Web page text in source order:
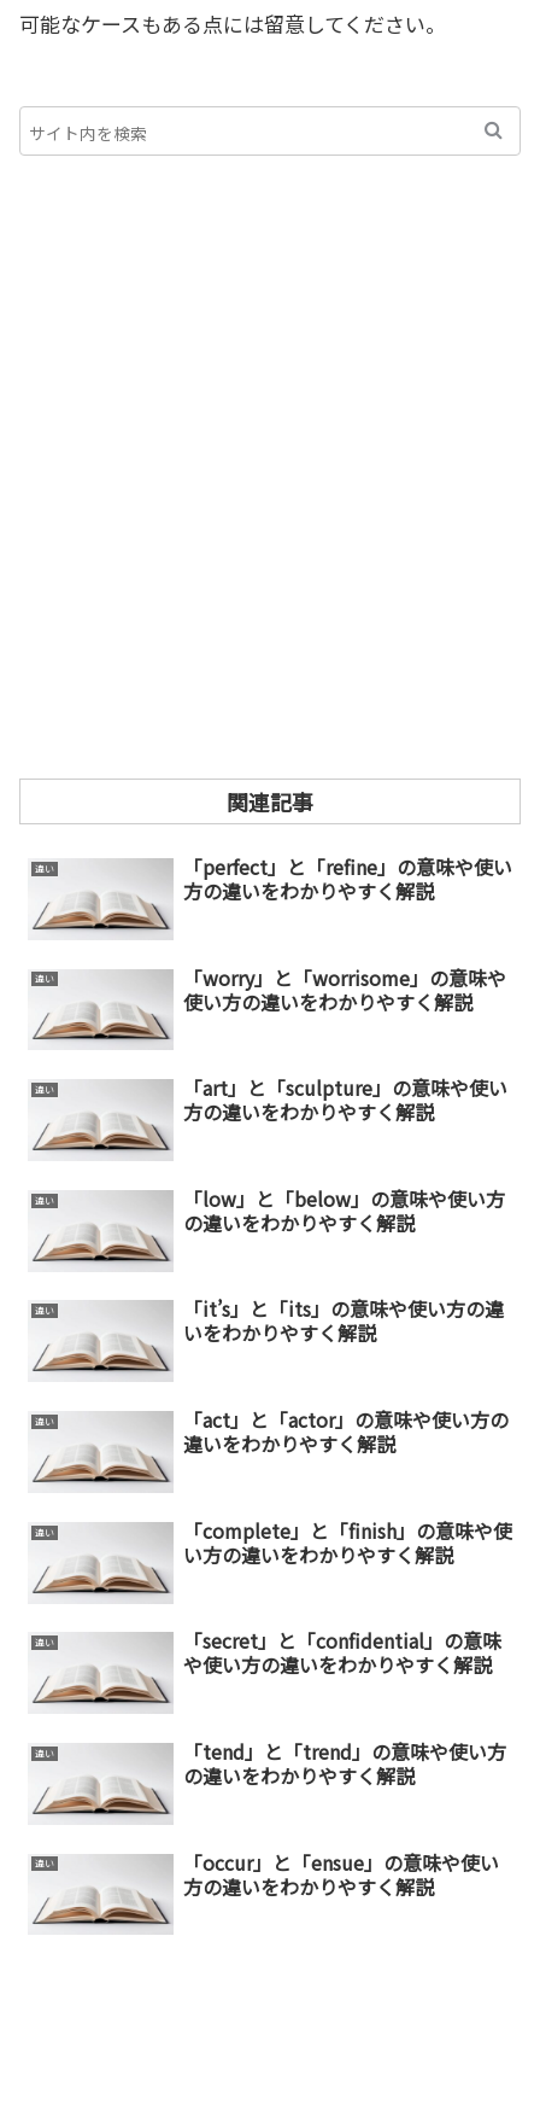
可能なケースもある点には留意してください。
関連記事
違い
「perfect」と「refine」の意味や使い
方の違いをわかりやすく解説
違い
「worry」と「worrisome」の意味や
使い方の違いをわかりやすく解説
違い
「art」と「sculpture」の意味や使い
方の違いをわかりやすく解説
違い
「low」と「below」の意味や使い方
の違いをわかりやすく解説
違い
「it’s」と「its」の意味や使い方の違
いをわかりやすく解説
違い
「act」と「actor」の意味や使い方の
違いをわかりやすく解説
違い
「complete」と「finish」の意味や使
い方の違いをわかりやすく解説
違い
「secret」と「confidential」の意味
や使い方の違いをわかりやすく解説
違い
「tend」と「trend」の意味や使い方
の違いをわかりやすく解説
違い
「occur」と「ensue」の意味や使い
方の違いをわかりやすく解説